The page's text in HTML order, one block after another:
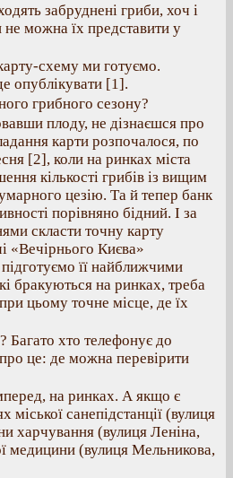
забруднені гриби, хоч і
не можна їх представити у
схему ми готуємо.
опублікувати [1].
грибного сезону?
плоду, не дізнаєшся про
карти розпочалося, по
[2], коли на ринках міста
кількості грибів із вищим
цезію. Та й тепер банк
порівняно бідний. І за
скласти точну карту
«Вечірнього Києва»
її найближчими
бракуються на ринках, треба
цьому точне місце, де їх
Багато хто телефонує до
про це: де можна перевірити
на ринках. А якщо є
міської санепідстанції (вулиця
харчування (вулиця Леніна,
медицини (вулиця Мельникова,